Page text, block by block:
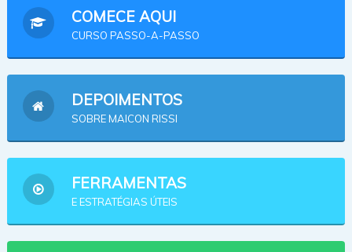
COMECE AQUI
CURSO PASSO-A-PASSO
DEPOIMENTOS
SOBRE MAICON RISSI
FERRAMENTAS
E ESTRATÉGIAS ÚTEIS